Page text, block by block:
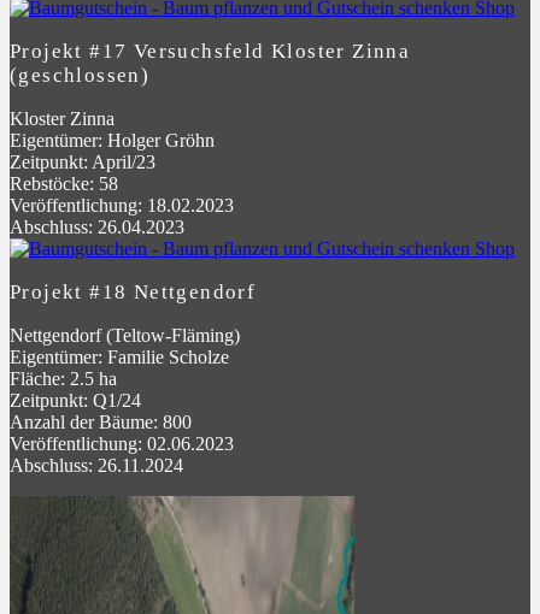
Projekt #17 Versuchsfeld Kloster Zinna
(geschlossen)
Kloster Zinna
Eigentümer: Holger Gröhn
Zeitpunkt: April/23
Rebstöcke: 58
Veröffentlichung: 18.02.2023
Abschluss: 26.04.2023
Projekt #18 Nettgendorf
Nettgendorf (Teltow-Fläming)
Eigentümer: Familie Scholze
Fläche: 2.5 ha
Zeitpunkt: Q1/24
Anzahl der Bäume: 800
Veröffentlichung: 02.06.2023
Abschluss: 26.11.2024